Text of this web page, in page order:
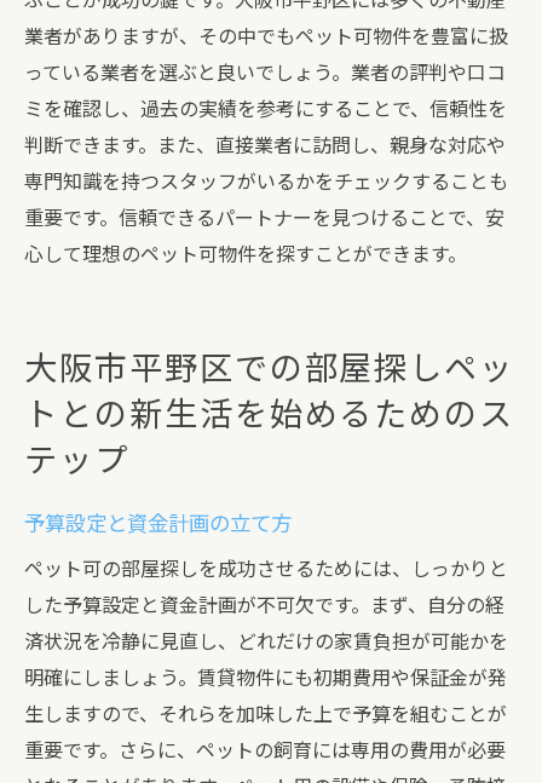
業者がありますが、その中でもペット可物件を豊富に扱
っている業者を選ぶと良いでしょう。業者の評判や口コ
ミを確認し、過去の実績を参考にすることで、信頼性を
判断できます。また、直接業者に訪問し、親身な対応や
専門知識を持つスタッフがいるかをチェックすることも
重要です。信頼できるパートナーを見つけることで、安
心して理想のペット可物件を探すことができます。
大阪市平野区での部屋探しペッ
トとの新生活を始めるためのス
テップ
予算設定と資金計画の立て方
ペット可の部屋探しを成功させるためには、しっかりと
した予算設定と資金計画が不可欠です。まず、自分の経
済状況を冷静に見直し、どれだけの家賃負担が可能かを
明確にしましょう。賃貸物件にも初期費用や保証金が発
生しますので、それらを加味した上で予算を組むことが
重要です。さらに、ペットの飼育には専用の費用が必要